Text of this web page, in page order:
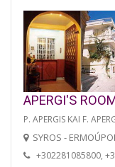
APERGI'S
P. APERGIS KAI F.
SYROS -
+302281085800,